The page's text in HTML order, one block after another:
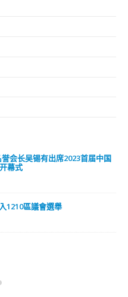
会长吴锡有出席2023首届中国
幕式
1210區議會選舉